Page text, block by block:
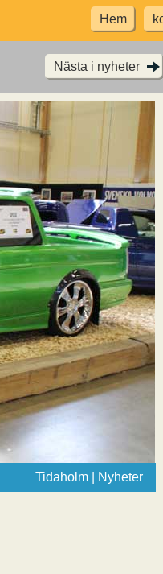
Hem
Nästa i nyheter
Tidaholm | Nyheter